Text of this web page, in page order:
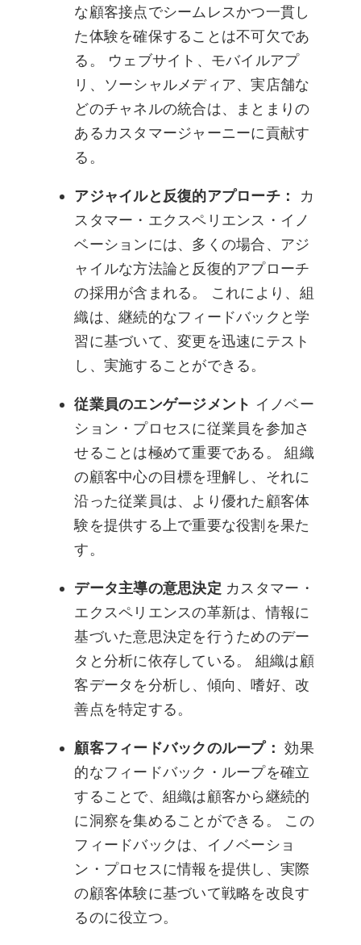
な顧客接点でシームレスかつ一貫し
た体験を確保することは不可欠であ
る。 ウェブサイト、モバイルアプ
リ、ソーシャルメディア、実店舗な
どのチャネルの統合は、まとまりの
あるカスタマージャーニーに貢献す
る。
アジャイルと反復的アプローチ：
カ
スタマー・エクスペリエンス・イノ
ベーションには、多くの場合、アジ
ャイルな方法論と反復的アプローチ
の採用が含まれる。 これにより、組
織は、継続的なフィードバックと学
習に基づいて、変更を迅速にテスト
し、実施することができる。
従業員のエンゲージメント イノベー
ション・プロセスに従業員を参加さ
せることは極めて重要である。 組織
の顧客中心の目標を理解し、それに
沿った従業員は、より優れた顧客体
験を提供する上で重要な役割を果た
す。
データ主導の意思決定 カスタマー・
エクスペリエンスの革新は、情報に
基づいた意思決定を行うためのデー
タと分析に依存している。 組織は顧
客データを分析し、傾向、嗜好、改
善点を特定する。
顧客フィードバックのループ： 効果
的なフィードバック・ループを確立
することで、組織は顧客から継続的
に洞察を集めることができる。 この
フィードバックは、イノベーショ
ン・プロセスに情報を提供し、実際
の顧客体験に基づいて戦略を改良す
るのに役立つ。